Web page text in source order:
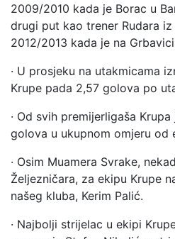
2009/2010 kada je Borac u
drugi put kao trener Rudara
2012/2013 kada je na
· U prosjeku na utakmicama
Krupe pada 2,57 golova po
· Od svih premijerligaša
golova u ukupnom omjeru od
· Osim Muamera Svrake,
Željezničara, za ekipu Krupe
našeg kluba, Kerim Palić.
· Najbolji strijelac u ekipi